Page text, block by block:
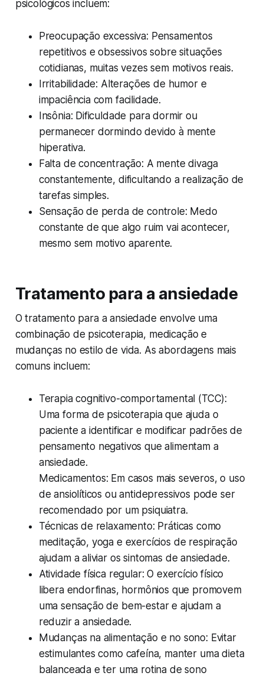
psicológicos incluem:
Preocupação excessiva: Pensamentos
repetitivos e obsessivos sobre situações
cotidianas, muitas vezes sem motivos reais.
Irritabilidade: Alterações de humor e
impaciência com facilidade.
Insônia: Dificuldade para dormir ou
permanecer dormindo devido à mente
hiperativa.
Falta de concentração: A mente divaga
constantemente, dificultando a realização de
tarefas simples.
Sensação de perda de controle: Medo
constante de que algo ruim vai acontecer,
mesmo sem motivo aparente.
Tratamento para a ansiedade
O tratamento para a ansiedade envolve uma
combinação de psicoterapia, medicação e
mudanças no estilo de vida. As abordagens mais
comuns incluem:
Terapia cognitivo-comportamental (TCC):
Uma forma de psicoterapia que ajuda o
paciente a identificar e modificar padrões de
pensamento negativos que alimentam a
ansiedade.
Medicamentos: Em casos mais severos, o uso
de ansiolíticos ou antidepressivos pode ser
recomendado por um psiquiatra.
Técnicas de relaxamento: Práticas como
meditação, yoga e exercícios de respiração
ajudam a aliviar os sintomas de ansiedade.
Atividade física regular: O exercício físico
libera endorfinas, hormônios que promovem
uma sensação de bem-estar e ajudam a
reduzir a ansiedade.
Mudanças na alimentação e no sono: Evitar
estimulantes como cafeína, manter uma dieta
balanceada e ter uma rotina de sono